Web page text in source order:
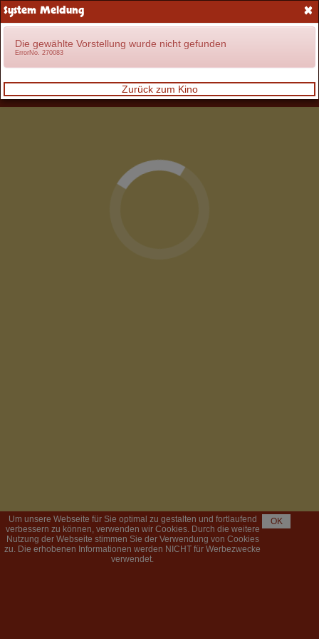
Anmelden
Um unsere Webseite für Sie optimal zu gestalten und fortlaufend
verbessern zu können, verwenden wir Cookies. Durch die weitere
Nutzung der Webseite stimmen Sie der Verwendung von Cookies
zu. Die erhobenen Informationen werden NICHT für Werbezwecke
verwendet.
OK
×
System Meldung
Die gewählte Vorstellung wurde nicht gefunden
ErrorNo. 270083
Zurück zum Kino